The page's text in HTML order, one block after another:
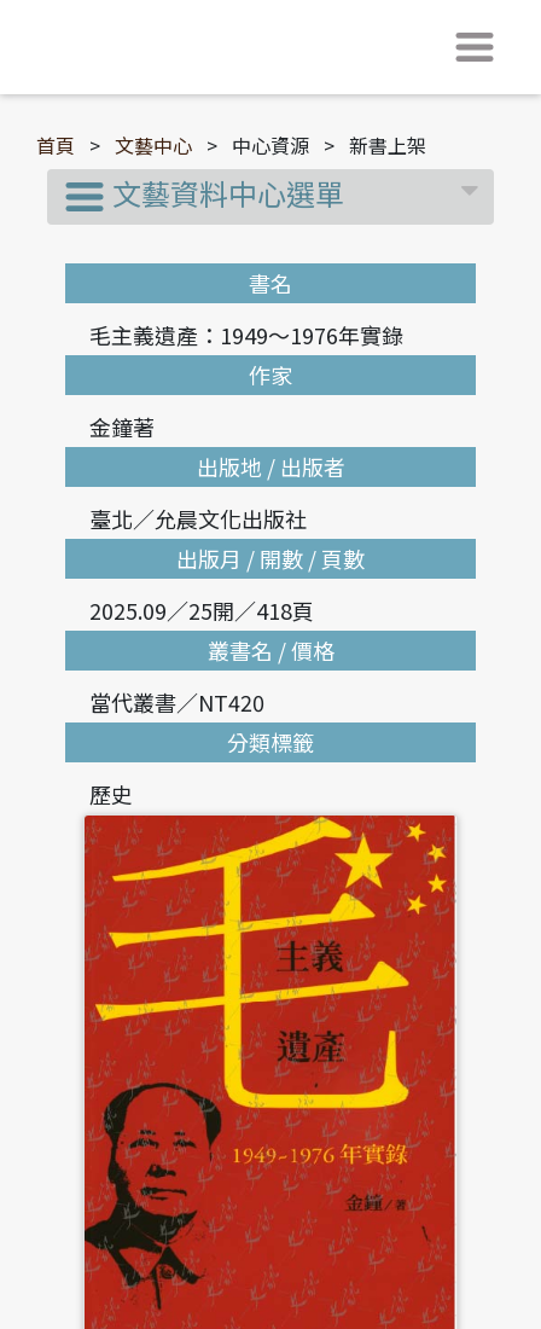
首頁 > 文藝中心 > 中心資源 > 新書上架
文藝資料中心選單
書名
毛主義遺產：1949～1976年實錄
作家
金鐘著
出版地 / 出版者
臺北／允晨文化出版社
出版月 / 開數 / 頁數
2025.09／25開／418頁
叢書名 / 價格
當代叢書／NT420
分類標籤
歷史